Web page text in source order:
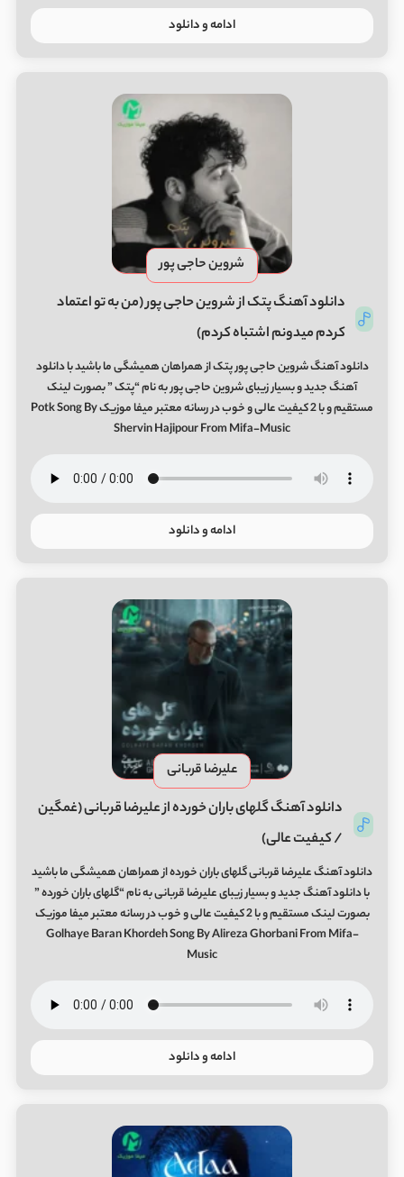
ادامه و دانلود
شروین حاجی پور
دانلود آهنگ پتک از شروین حاجی پور (من به تو اعتماد
کردم میدونم اشتباه کردم)
دانلود آهنگ شروین حاجی پور پتک از همراهان همیشگی ما باشید با دانلود
آهنگ جدید و بسیار زیبای شروین حاجی پور به نام “پتک ” بصورت لینک
مستقیم و با 2 کیفیت عالی و خوب در رسانه معتبر میفا موزیک Potk Song By
Shervin Hajipour From Mifa-Music
ادامه و دانلود
علیرضا قربانی
دانلود آهنگ گلهای باران خورده از علیرضا قربانی (غمگین
/ کیفیت عالی)
دانلود آهنگ علیرضا قربانی گلهای باران خورده از همراهان همیشگی ما باشید
با دانلود آهنگ جدید و بسیار زیبای علیرضا قربانی به نام “گلهای باران خورده ”
بصورت لینک مستقیم و با 2 کیفیت عالی و خوب در رسانه معتبر میفا موزیک
Golhaye Baran Khordeh Song By Alireza Ghorbani From Mifa-
Music
ادامه و دانلود